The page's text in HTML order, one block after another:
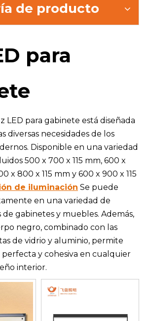
de producto
para
LED para gabinete está diseñada
diversas necesidades de los
Disponible en una variedad
500 x 700 x 115 mm, 600 x
x 800 x 115 mm y 600 x 900 x 115
de iluminación Se puede
en una variedad de
gabinetes y muebles. Además,
negro, combinado con las
de vidrio y aluminio, permite
y cohesiva en cualquier
interior.